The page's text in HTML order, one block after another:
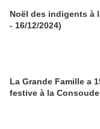
Noël des indigents à
- 16/12/2024)
La Grande Famille a
festive à la